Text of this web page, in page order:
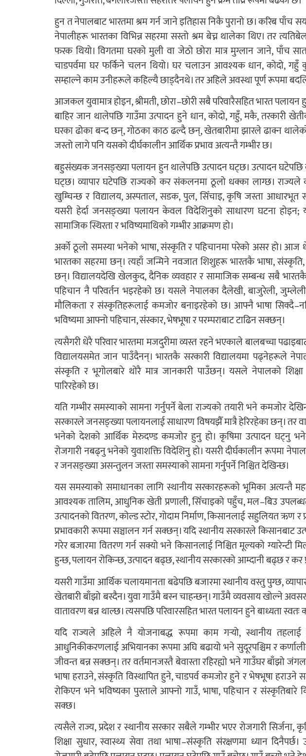
हुन त नेपालबाट भारतमा श्रम गर्न जाने इतिहास निकै पुरानो छ। करिब
नेपालीहरू भारतका विभिन्न सहरमा सस्तो श्रम बेच्न थालेका थिए। तर
फरक थियो। विगतमा घरको मुली वा जेठो छोरा मात्र मुग्लान जाने, पाँच
चाडपर्वमा घर फर्किने चलन थियो। घर चलाउन आवश्यक धान, कोदो, गहुँ
सम्हाल्ने काम उनीहरूले कहिल्यै छाड्दैनथे। तर अहिले अवस्था पूर्ण रूपमा
आजकल युवामात्र होइन, श्रीमती, छोरा–छोरी सबै परिवारैसहित भारत पलायन
बाहिर जान थालेपछि गाउँमा उत्पादन हुने धान, कोदो, गहुँ, मकै, तरकारी
घरका ढोका बन्द छन्, गोठका काठ ढल्दै छन्, खेतबारीमा झारले ढाक्न
जस्तो लागे पनि यसको दीर्घकालीन आर्थिक प्रभाव अत्यन्तै गम्भीर छ।
बहुसंख्यक जनसङ्ख्या पलायन हुन थालेपछि उत्पादन घट्छ। उत्पादन
घट्छ। व्यापार घटेपछि राज्यको कर संकलनमा ठूलो धक्का लाग्छ।
खुम्चिन्छ र विद्यालय, अस्पताल, सडक, पुल, सिँचाइ, कृषि जस्ता आधारभूत
यसरी हेर्दा जनसङ्ख्या पलायन केवल विदेशिनुको साधारण घटना होइन;
सामाजिक स्थिरता र भविष्यमाथिको गम्भीर आक्रमण हो।
अर्को ठूलो समस्या भनेको भाषा, संस्कृति र पहिचानमा परेको असर हो। आज
भारतका सहरमा छन्। त्यहाँ जन्मिने नवजात शिशुहरू भारतकै भाषा,
छन्। विद्यालयदेखि खेलकुद, दैनिक व्यवहार र सामाजिक सम्बन्ध सबै
पहिचान नै परिवर्तन भइरहेको छ। यसले नेपालका दैलेखी, बाजुरेली,
मौलिकता र संस्कृतिहरूलाई कमजोर बनाइरहेको छ। आफ्नै भाषा
भविष्यमा आफ्नो पहिचान, संस्कार, भेषभूषा र परम्पराबाट टाढिन सक्छन्।
त्यसैगरी धेरै परिवार भारतमा मजदुरीमा व्यस्त रहने भएकाले बालबच्चा
विद्यालयसमेत जान पाउँदैनन्। भारतकै सरकारी विद्यालयमा पढ्नेहरूले
संस्कृति र भूगोलबारे थोरै मात्र जानकारी पाउँछन्। यसले नेपालको शिक्षा
पारिरहेको छ।
यति गम्भीर समस्याको सामना गर्नुपर्ने बेला राज्यको तयारी भने कमजोर
सरकारले जनसङ्ख्या पलायनलाई साधारण विषयझैँ मात्रै हेरिरहेका छन्। तर
भनेको देशको आर्थिक मेरुदण्ड कमजोर हुनु हो। कृषिमा उत्पादन घट्नु भनेको
रोजगारी नबढ्नु भनेको युवाशक्ति विदेशिनु हो। यसरी दीर्घकालीन रूपमा
र जनसङ्ख्या असन्तुलन जस्ता समस्याको सामना गर्नुपर्ने निश्चित देखिन्छ।
यस समस्याको समाधानका लागि स्थानीय सरकारहरूको भूमिका अत्यन्तै
आवश्यक तालिम, आधुनिक खेती प्रणाली, सिँचाइको पहुँच, मल–बिउ
उत्पादनको वितरण, कोल्ड स्टोर, गोदाम निर्माण, किसानलाई सहुलियत ऋण र
प्रभावकारी रूपमा सञ्चालन गर्न सक्छन्। यदि स्थानीय सरकारले किसानबाट
गरेर बजारमा वितरण गर्न सक्यो भने किसानलाई निश्चित मूल्यको ग्यारेन्टी
हुन्छ, पलायन रोकिन्छ, उत्पादन बढ्छ, स्थानीय सरकारको आम्दानी बढ्छ र कर
यसरी गाउँमा आर्थिक चलायमानता बढेपछि बजारमा स्थानीय वस्तु पुग्छ,
खेतबारी बाँझो बस्दैन। युवा गाउँमै बस्न चाहन्छन्। गाउँमै व्यवसाय खोल्ने
वातावरण बन्न थाल्छ। त्यसपछि परिवारसहित भारत पलायन हुने बाध्यता
यदि राज्यले अहिले नै योजनाबद्ध रूपमा काम गर्‍यो, स्थानीय
आधुनिकीकरणलाई अभियानका रूपमा अघि बढायो भने सुदूरपश्चिम र
जीवन्त बन्न सक्छन्। तर वर्तमानजस्तै बेवास्ता रहिरह्यो भने गाउँघर बाँझो
भाषा हराउने, संस्कृति विस्थापित हुने, चाडपर्व कमजोर हुने र भेषभूषा
रोकिएन भने भविष्यका पुस्ताले आफ्नो गाउँ, भाषा, पहिचान र संस्कृतिबारे
सक्छ।
त्यसैले राज्य, प्रदेश र स्थानीय सरकार सबैले गम्भीर भएर रोजगारी
शिक्षा सुधार, स्वास्थ्य सेवा तथा भाषा–संस्कृति संरक्षणमा ध्यान